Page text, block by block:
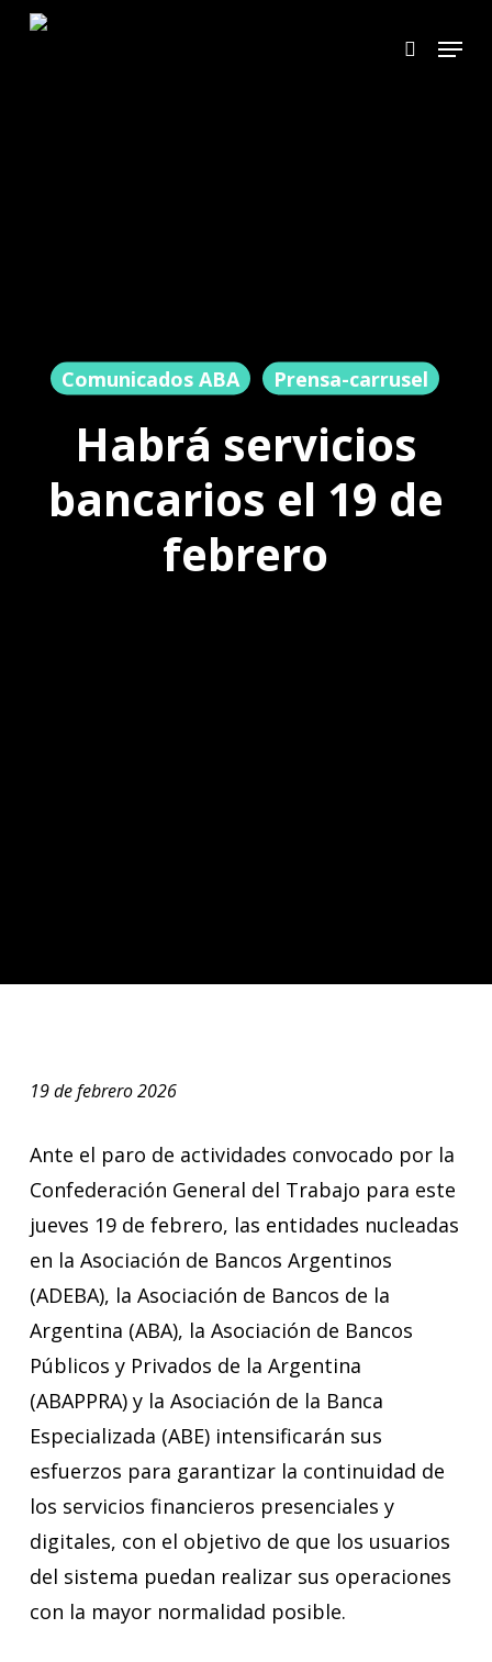
Skip
search
Menu
Comunicados ABA Prensa-carrusel
Habrá servicios
bancarios el 19 de
febrero
19 de febrero 2026
Ante el paro de actividades convocado por la
Confederación General del Trabajo para este
jueves 19 de febrero, las entidades nucleadas
en la Asociación de Bancos Argentinos
(ADEBA), la Asociación de Bancos de la
Argentina (ABA), la Asociación de Bancos
Públicos y Privados de la Argentina
(ABAPPRA) y la Asociación de la Banca
Especializada (ABE) intensificarán sus
esfuerzos para garantizar la continuidad de
los servicios financieros presenciales y
digitales, con el objetivo de que los usuarios
del sistema puedan realizar sus operaciones
con la mayor normalidad posible.